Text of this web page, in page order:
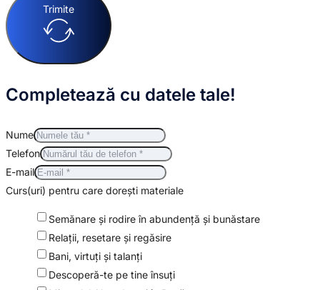
Trimite
Completează cu datele tale!
Nume
Telefon
E-mail
Curs(uri) pentru care dorești materiale
Semănare şi rodire în abundenţă şi bunăstare
Relaţii, resetare şi regăsire
Bani, virtuți și talanți
Descoperă-te pe tine însuţi